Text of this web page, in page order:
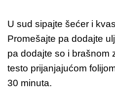
U sud sipajte šećer i
Promešajte pa dodajte
pa dodajte so i brašnom
testo prijanjajućom
30 minuta.